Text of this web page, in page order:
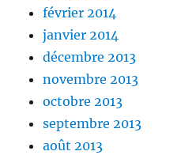
février 2014
janvier 2014
décembre 2013
novembre 2013
octobre 2013
septembre 2013
août 2013